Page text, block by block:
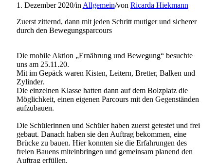
1. Dezember 2020/in Allgemein/von Ricarda Hiekmann
Zuerst zitternd, dann mit jeden Schritt mutiger und sicherer
durch den Bewegungsparcours
Die mobile Aktion „Ernährung und Bewegung“ besuchte
uns am 25.11.20.
Mit im Gepäck waren Kisten, Leitern, Bretter, Balken und
Zylinder.
Die einzelnen Klasse hatten dann auf dem Bolzplatz die
Möglichkeit, einen eigenen Parcours mit den Gegenständen
aufzubauen.
Die Schülerinnen und Schüler haben zuerst getestet und frei
gebaut. Danach haben sie den Auftrag bekommen, eine
Brücke zu bauen. Hier konnten sie die Erfahrungen des
freien Bauens miteinbringen und gemeinsam planend den
Auftrag erfüllen.